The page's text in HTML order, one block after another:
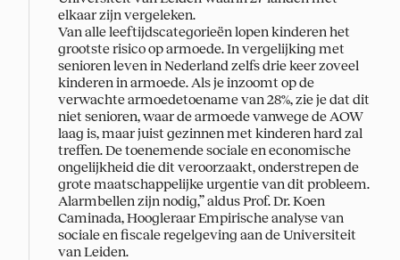
elkaar zijn vergeleken.
Van alle leeftijdscategorieën lopen kinderen het
grootste risico op armoede. In vergelijking met
senioren leven in Nederland zelfs drie keer zoveel
kinderen in armoede. Als je inzoomt op de
verwachte armoedetoename van 28%, zie je dat dit
niet senioren, waar de armoede vanwege de AOW
laag is, maar juist gezinnen met kinderen hard zal
treffen. De toenemende sociale en economische
ongelijkheid die dit veroorzaakt, onderstrepen de
grote maatschappelijke urgentie van dit probleem.
Alarmbellen zijn nodig,” aldus Prof. Dr. Koen
Caminada, Hoogleraar Empirische analyse van
sociale en fiscale regelgeving aan de Universiteit
van Leiden.